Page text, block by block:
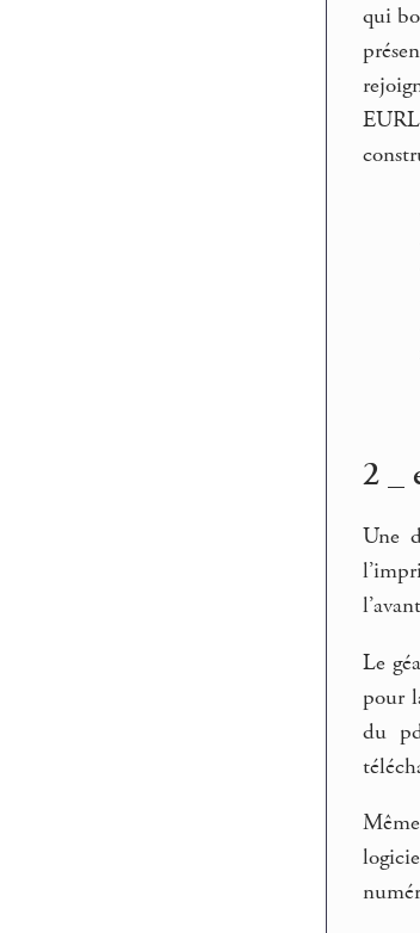
qui
2 _
Une
Le
pour
du